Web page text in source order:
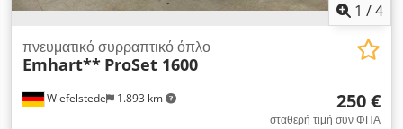
1 /4
Wiefelstede 1.893 km
πνευματικό συρραπτικό όπλο
Emhart** ProSet 1600
250 €
σταθερή τιμή συν ΦΠΑ